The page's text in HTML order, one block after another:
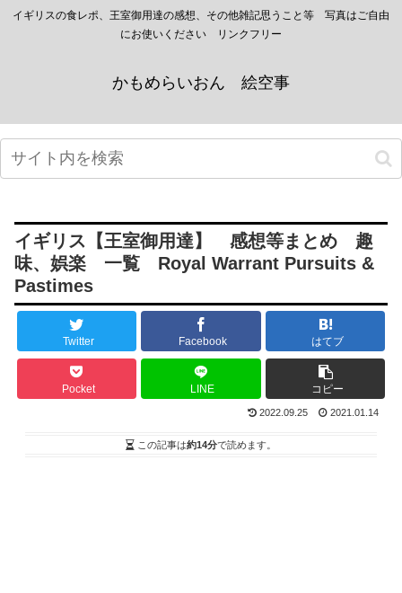
イギリスの食レポ、王室御用達の感想、その他雑記思うこと等 写真はご自由
にお使いください リンクフリー
かもめらいおん 絵空事
イギリス【王室御用達】 感想等まとめ 趣
味、娯楽 一覧 Royal Warrant Pursuits &
Pastimes
Twitter Facebook はてブ
Pocket LINE コピー
2022.09.25 2021.01.14
この記事は約14分で読めます。